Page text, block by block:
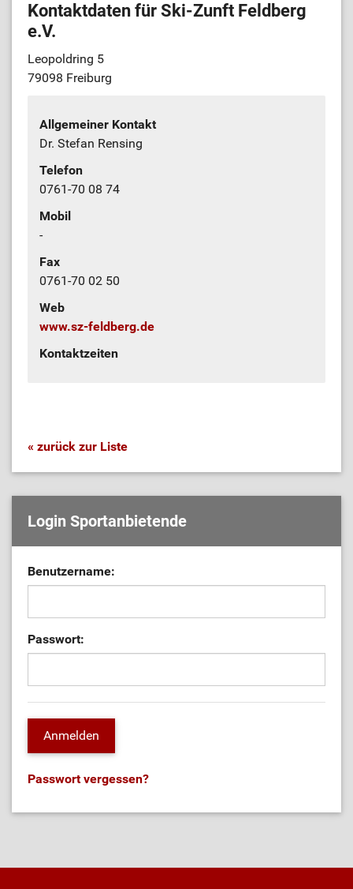
Kontaktdaten für Ski-Zunft Feldberg
e.V.
Leopoldring 5
79098 Freiburg
Allgemeiner Kontakt
Dr. Stefan Rensing
Telefon
0761-70 08 74
Mobil
-
Fax
0761-70 02 50
Web
www.sz-feldberg.de
Kontaktzeiten
« zurück zur Liste
Login Sportanbietende
Benutzername:
Passwort:
Passwort vergessen?